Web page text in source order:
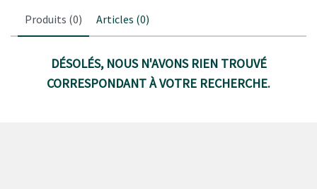
Produits (0) Articles (0)
DÉSOLÉS, NOUS N'AVONS RIEN TROUVÉ
CORRESPONDANT À VOTRE RECHERCHE.